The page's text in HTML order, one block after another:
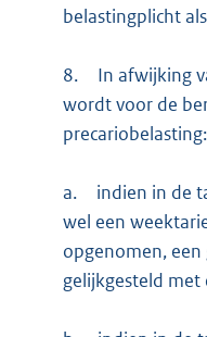
belastingplicht
8.
In afwijking
wordt voor de
precariobelasting:
a.
indien in de
wel een
opgenomen,
gelijkgesteld met